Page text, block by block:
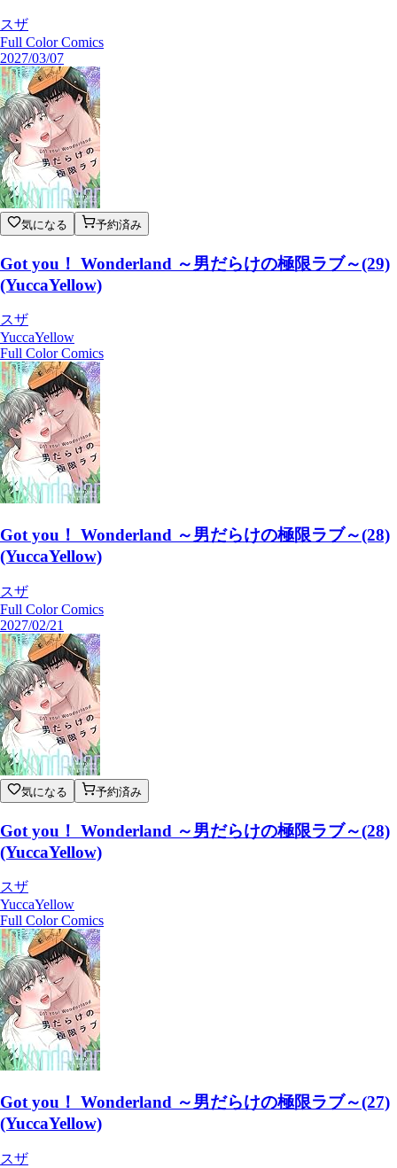
スザ
Full Color Comics
2027/03/07
気になる 予約済み
Got you！ Wonderland ～男だらけの極限ラブ～(29)
(YuccaYellow)
スザ
YuccaYellow
Full Color Comics
Got you！ Wonderland ～男だらけの極限ラブ～(28)
(YuccaYellow)
スザ
Full Color Comics
2027/02/21
気になる 予約済み
Got you！ Wonderland ～男だらけの極限ラブ～(28)
(YuccaYellow)
スザ
YuccaYellow
Full Color Comics
Got you！ Wonderland ～男だらけの極限ラブ～(27)
(YuccaYellow)
スザ